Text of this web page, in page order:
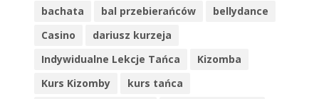
bachata bal przebierańców
bellydance
Casino
dariusz kurzeja
Indywidualne Lekcje Tańca
Kizomba
Kurs Kizomby
kurs tańca